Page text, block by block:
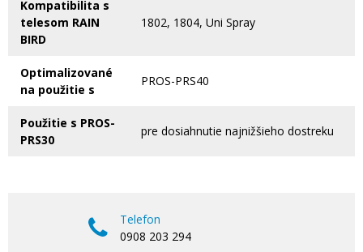
Kompatibilita s
telesom RAIN
BIRD
1802, 1804, Uni Spray
Optimalizované
na použitie s
PROS-PRS40
Použitie s PROS-
PRS30
pre dosiahnutie najnižšieho dostreku
Telefon
0908 203 294